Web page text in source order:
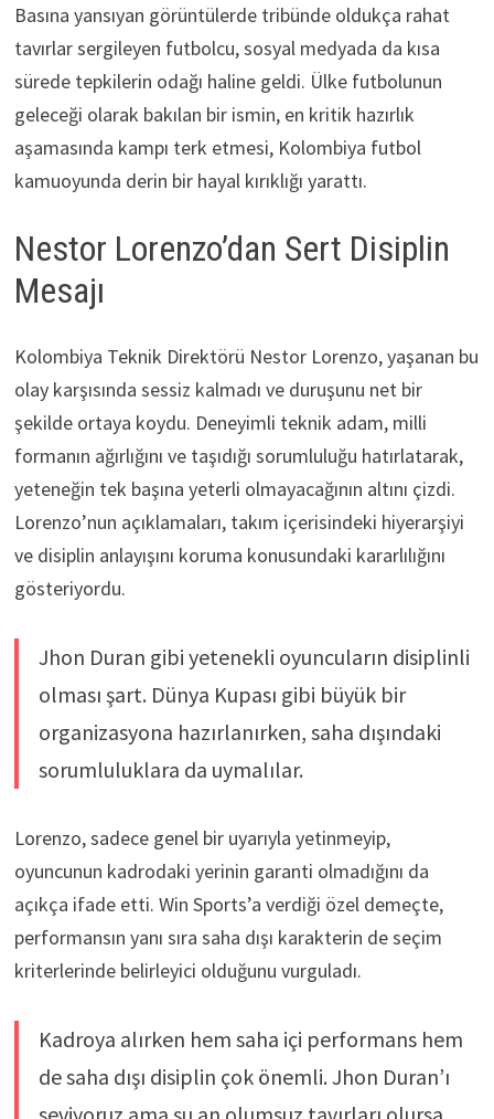
Basına yansıyan görüntülerde tribünde oldukça rahat
tavırlar sergileyen futbolcu, sosyal medyada da kısa
sürede tepkilerin odağı haline geldi. Ülke futbolunun
geleceği olarak bakılan bir ismin, en kritik hazırlık
aşamasında kampı terk etmesi, Kolombiya futbol
kamuoyunda derin bir hayal kırıklığı yarattı.
Nestor Lorenzo’dan Sert Disiplin
Mesajı
Kolombiya Teknik Direktörü Nestor Lorenzo, yaşanan bu
olay karşısında sessiz kalmadı ve duruşunu net bir
şekilde ortaya koydu. Deneyimli teknik adam, milli
formanın ağırlığını ve taşıdığı sorumluluğu hatırlatarak,
yeteneğin tek başına yeterli olmayacağının altını çizdi.
Lorenzo’nun açıklamaları, takım içerisindeki hiyerarşiyi
ve disiplin anlayışını koruma konusundaki kararlılığını
gösteriyordu.
Jhon Duran gibi yetenekli oyuncuların disiplinli
olması şart. Dünya Kupası gibi büyük bir
organizasyona hazırlanırken, saha dışındaki
sorumluluklara da uymalılar.
Lorenzo, sadece genel bir uyarıyla yetinmeyip,
oyuncunun kadrodaki yerinin garanti olmadığını da
açıkça ifade etti. Win Sports’a verdiği özel demeçte,
performansın yanı sıra saha dışı karakterin de seçim
kriterlerinde belirleyici olduğunu vurguladı.
Kadroya alırken hem saha içi performans hem
de saha dışı disiplin çok önemli. Jhon Duran’ı